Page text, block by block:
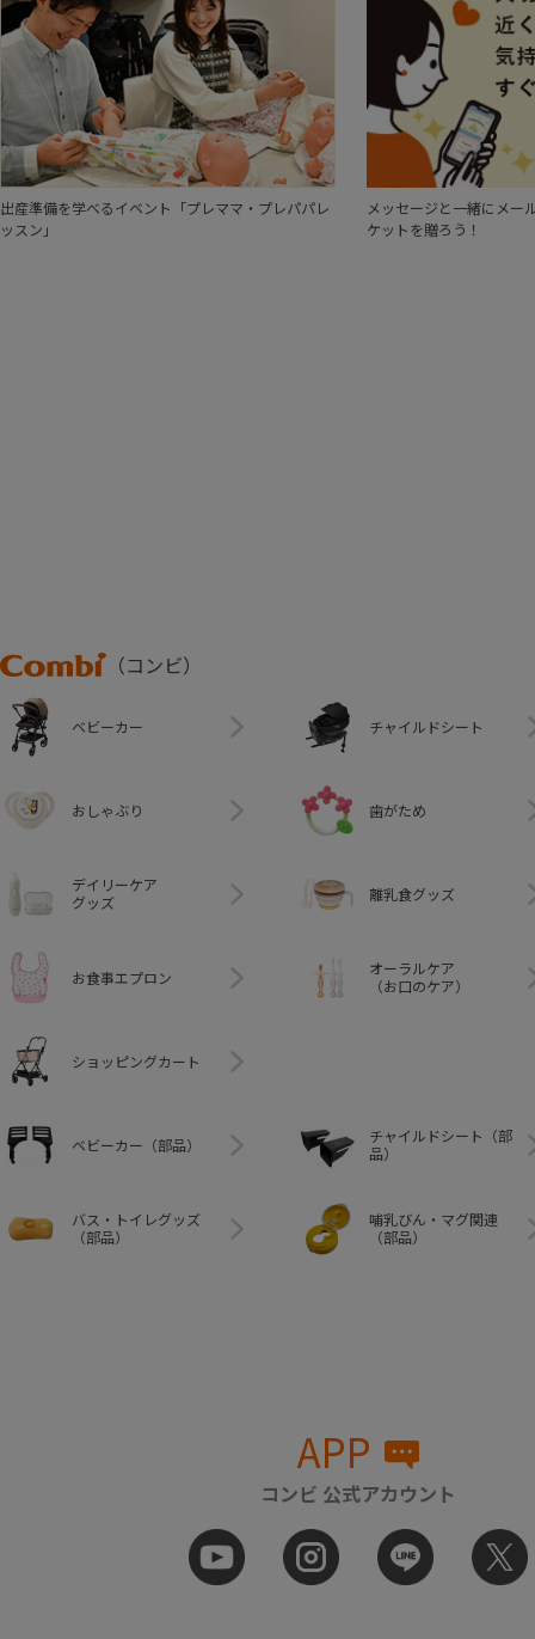
出産準備を学べるイベント「プレママ・プレパパレ
ッスン」
メッセージと一緒にメー
ケットを贈ろう！
Combi
（コンビ）
ベビーカー チャイルドシート
おしゃぶり 歯がため
デイリーケア
グッズ
離乳食グッズ
お食事エプロン
オーラルケア
（お口のケア）
ショッピングカート
ベビーカー（部品）
チャイルドシート（部
品）
バス・トイレグッズ
（部品）
哺乳びん・マグ関連
（部品）
APP
コンビ 公式アカウント